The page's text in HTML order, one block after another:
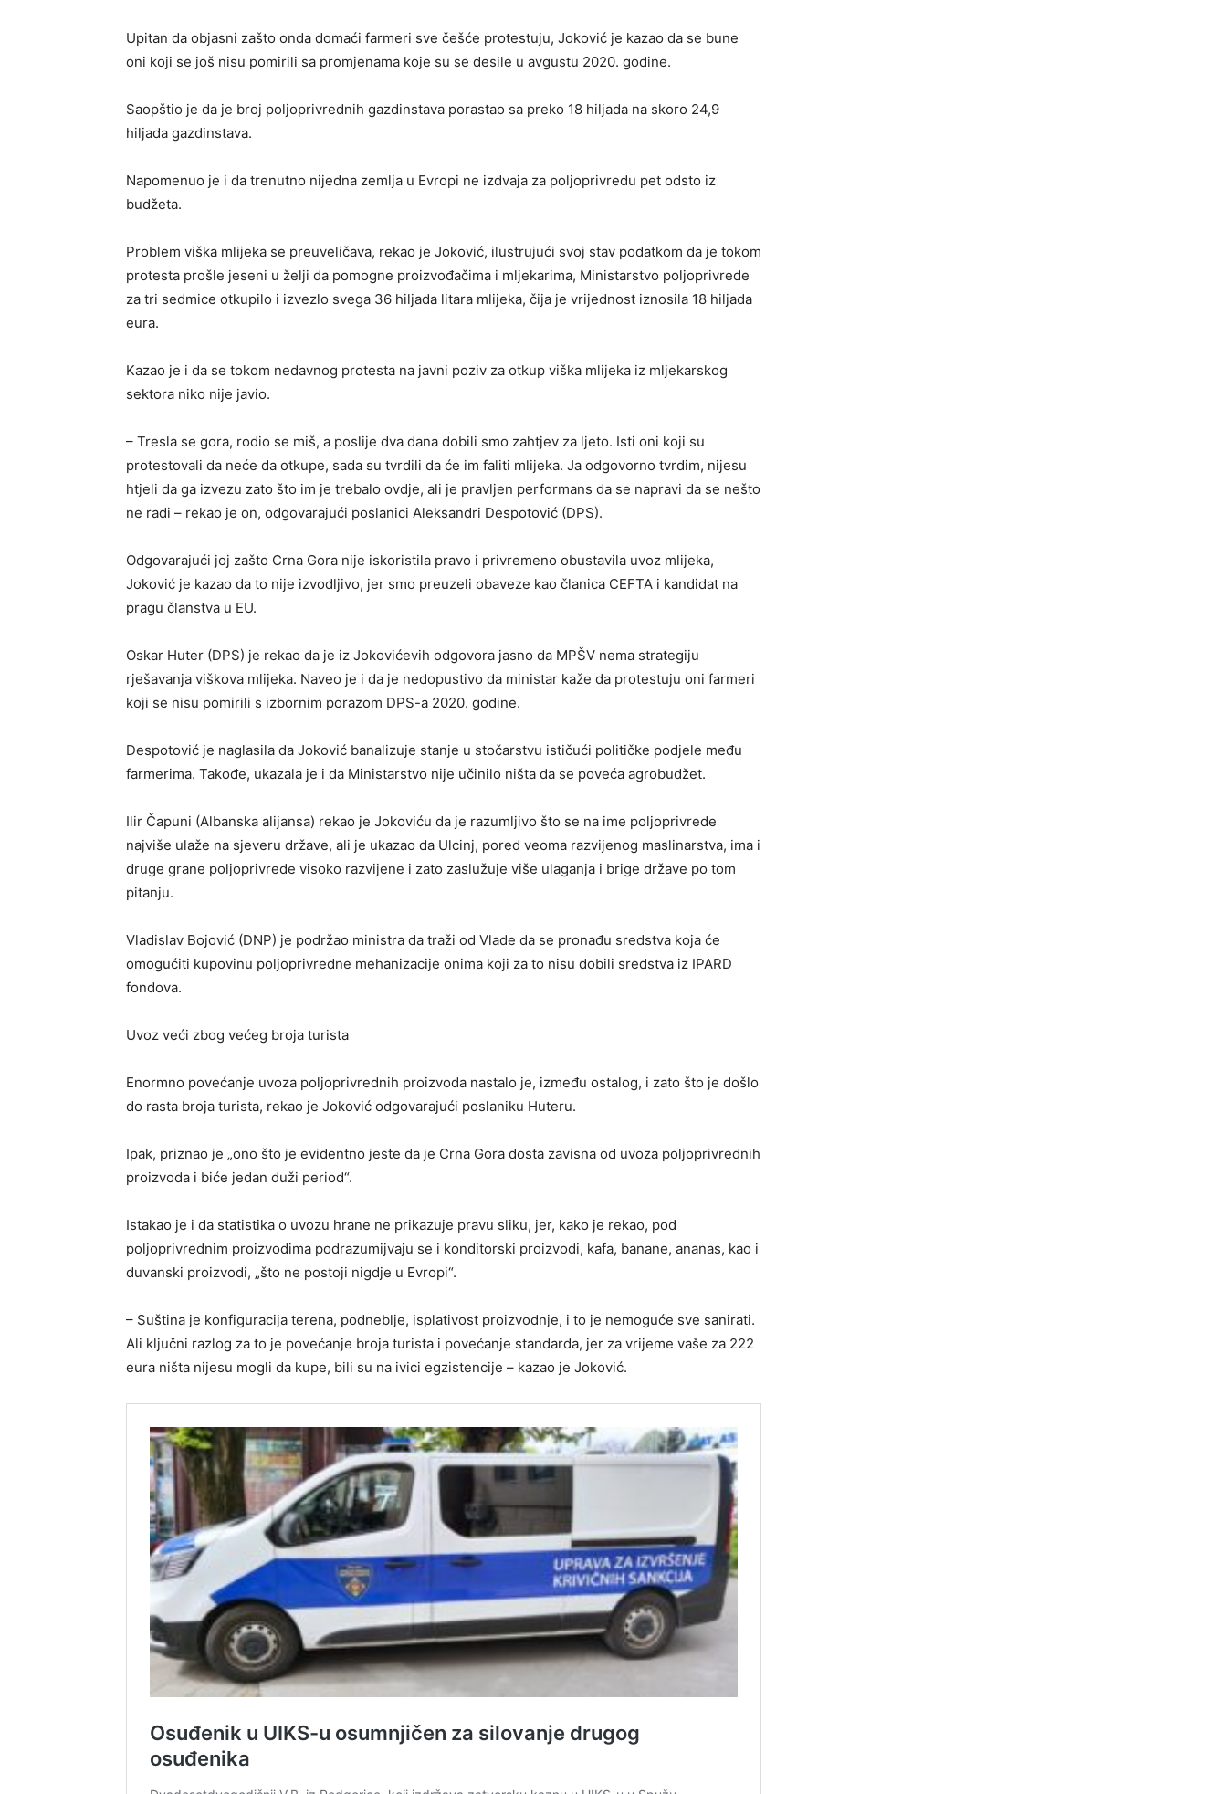
Upitan da objasni zašto onda domaći farmeri sve češće protestuju, Joković je kazao da se bune
oni koji se još nisu pomirili sa promjenama koje su se desile u avgustu 2020. godine.
Saopštio je da je broj poljoprivrednih gazdinstava porastao sa preko 18 hiljada na skoro 24,9
hiljada gazdinstava.
Napomenuo je i da trenutno nijedna zemlja u Evropi ne izdvaja za poljoprivredu pet odsto iz
budžeta.
Problem viška mlijeka se preuveličava, rekao je Joković, ilustrujući svoj stav podatkom da je tokom
protesta prošle jeseni u želji da pomogne proizvođačima i mljekarima, Ministarstvo poljoprivrede
za tri sedmice otkupilo i izvezlo svega 36 hiljada litara mlijeka, čija je vrijednost iznosila 18 hiljada
eura.
Kazao je i da se tokom nedavnog protesta na javni poziv za otkup viška mlijeka iz mljekarskog
sektora niko nije javio.
– Tresla se gora, rodio se miš, a poslije dva dana dobili smo zahtjev za ljeto. Isti oni koji su
protestovali da neće da otkupe, sada su tvrdili da će im faliti mlijeka. Ja odgovorno tvrdim, nijesu
htjeli da ga izvezu zato što im je trebalo ovdje, ali je pravljen performans da se napravi da se nešto
ne radi – rekao je on, odgovarajući poslanici Aleksandri Despotović (DPS).
Odgovarajući joj zašto Crna Gora nije iskoristila pravo i privremeno obustavila uvoz mlijeka,
Joković je kazao da to nije izvodljivo, jer smo preuzeli obaveze kao članica CEFTA i kandidat na
pragu članstva u EU.
Oskar Huter (DPS) je rekao da je iz Jokovićevih odgovora jasno da MPŠV nema strategiju
rješavanja viškova mlijeka. Naveo je i da je nedopustivo da ministar kaže da protestuju oni farmeri
koji se nisu pomirili s izbornim porazom DPS-a 2020. godine.
Despotović je naglasila da Joković banalizuje stanje u stočarstvu ističući političke podjele među
farmerima. Takođe, ukazala je i da Ministarstvo nije učinilo ništa da se poveća agrobudžet.
Ilir Čapuni (Albanska alijansa) rekao je Jokoviću da je razumljivo što se na ime poljoprivrede
najviše ulaže na sjeveru države, ali je ukazao da Ulcinj, pored veoma razvijenog maslinarstva, ima i
druge grane poljoprivrede visoko razvijene i zato zaslužuje više ulaganja i brige države po tom
pitanju.
Vladislav Bojović (DNP) je podržao ministra da traži od Vlade da se pronađu sredstva koja će
omogućiti kupovinu poljoprivredne mehanizacije onima koji za to nisu dobili sredstva iz IPARD
fondova.
Uvoz veći zbog većeg broja turista
Enormno povećanje uvoza poljoprivrednih proizvoda nastalo je, između ostalog, i zato što je došlo
do rasta broja turista, rekao je Joković odgovarajući poslaniku Huteru.
Ipak, priznao je „ono što je evidentno jeste da je Crna Gora dosta zavisna od uvoza poljoprivrednih
proizvoda i biće jedan duži period“.
Istakao je i da statistika o uvozu hrane ne prikazuje pravu sliku, jer, kako je rekao, pod
poljoprivrednim proizvodima podrazumijvaju se i konditorski proizvodi, kafa, banane, ananas, kao i
duvanski proizvodi, „što ne postoji nigdje u Evropi“.
– Suština je konfiguracija terena, podneblje, isplativost proizvodnje, i to je nemoguće sve sanirati.
Ali ključni razlog za to je povećanje broja turista i povećanje standarda, jer za vrijeme vaše za 222
eura ništa nijesu mogli da kupe, bili su na ivici egzistencije – kazao je Joković.